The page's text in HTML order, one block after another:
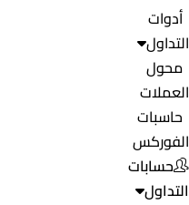
أدوات
التداول
محول
العملات
حاسبات
الفوركس
حسابات
التداول